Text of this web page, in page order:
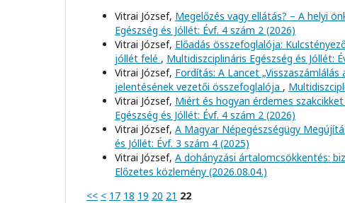
Vitrai József, Megelőzés vagy ellátás? – A helyi
Egészség és Jóllét: Évf. 4 szám 2 (2026)
Vitrai József, Előadás összefoglalója:
jóllét felé , Multidiszciplináris Egészség és Jóllét:
Vitrai József, Fordítás: A Lancet
jelentésének vezetői összefoglalója ,
Vitrai József, Miért és hogyan érdemes
Egészség és Jóllét: Évf. 4 szám 2 (2026)
Vitrai József, A Magyar Népegészségügy
és Jóllét: Évf. 3 szám 4 (2025)
Vitrai József, A dohányzási ártalomcsökkentés:
Előzetes közlemény (2026.08.04.)
<< < 17 18 19 20 21 22